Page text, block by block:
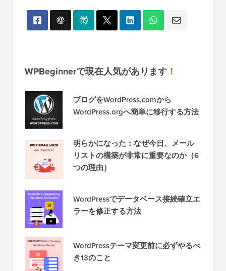
WPBeginnerで現在人気があります ！
ブログをWordPress.comから
WordPress.orgへ簡単に移行する方法
明らかになった：なぜ今日、メール
リストの構築が非常に重要なのか（6
つの理由）
WordPressでデータベース接続確立エ
ラーを修正する方法
WordPressテーマ変更前に必ずやるべ
き13のこと